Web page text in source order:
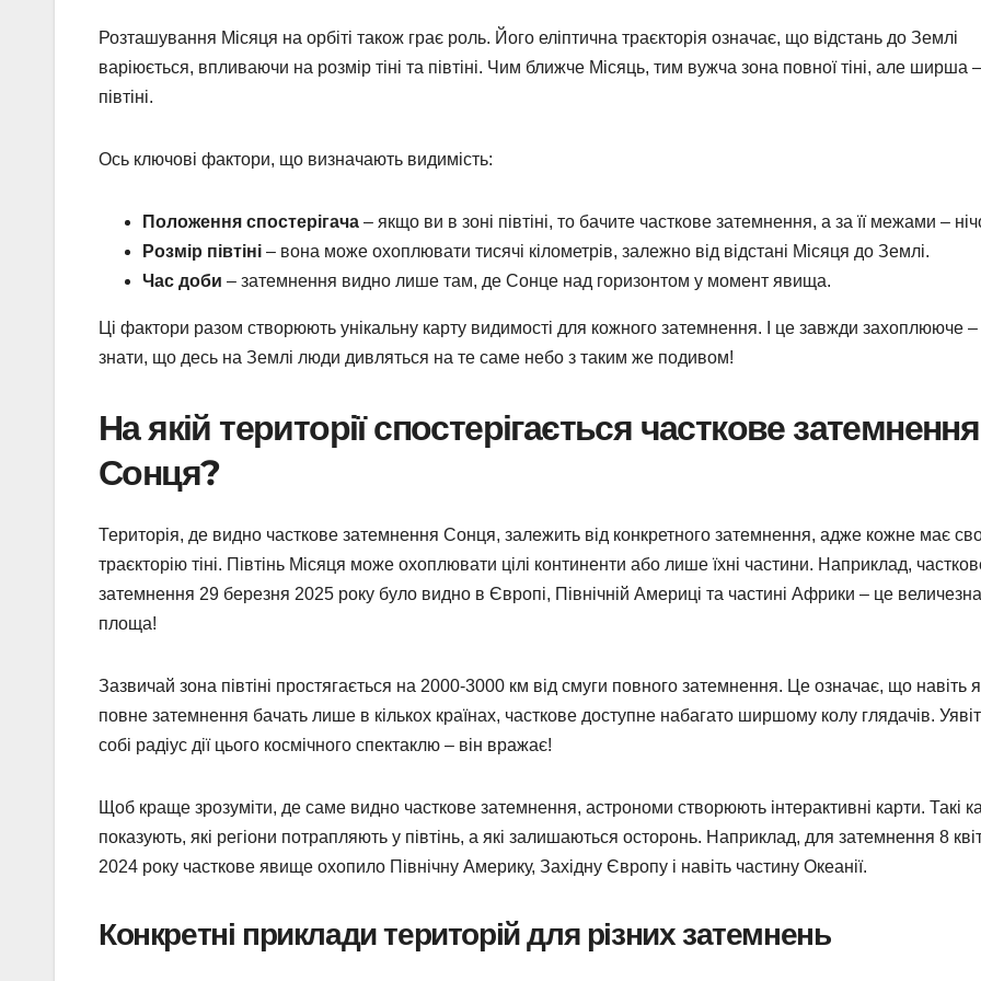
Розташування Місяця на орбіті також грає роль. Його еліптична траєкторія означає, що відстань до Землі
варіюється, впливаючи на розмір тіні та півтіні. Чим ближче Місяць, тим вужча зона повної тіні, але ширша –
півтіні.
Ось ключові фактори, що визначають видимість:
Положення спостерігача – якщо ви в зоні півтіні, то бачите часткове затемнення, а за її межами –
Розмір півтіні – вона може охоплювати тисячі кілометрів, залежно від відстані Місяця до Землі.
Час доби – затемнення видно лише там, де Сонце над горизонтом у момент явища.
Ці фактори разом створюють унікальну карту видимості для кожного затемнення. І це завжди захоплююче –
знати, що десь на Землі люди дивляться на те саме небо з таким же подивом!
На якій території спостерігається часткове затемнення
Сонця?
Територія, де видно часткове затемнення Сонця, залежить від конкретного затемнення, адже кожне має
траєкторію тіні. Півтінь Місяця може охоплювати цілі континенти або лише їхні частини. Наприклад,
затемнення 29 березня 2025 року було видно в Європі, Північній Америці та частині Африки – це величезна
площа!
Зазвичай зона півтіні простягається на 2000-3000 км від смуги повного затемнення. Це означає, що навіть
повне затемнення бачать лише в кількох країнах, часткове доступне набагато ширшому колу глядачів.
собі радіус дії цього космічного спектаклю – він вражає!
Щоб краще зрозуміти, де саме видно часткове затемнення, астрономи створюють інтерактивні карти. Такі
показують, які регіони потрапляють у півтінь, а які залишаються осторонь. Наприклад, для затемнення 8
2024 року часткове явище охопило Північну Америку, Західну Європу і навіть частину Океанії.
Конкретні приклади територій для різних затемнень